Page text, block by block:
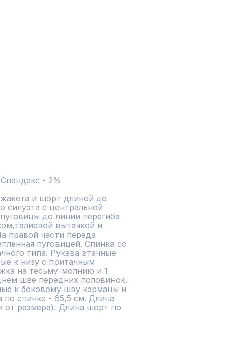
и шорт длиной до
силуэта с центральной
до линии перегиба
вытачкой и
правой части переда
пуговицей. Спинка со
типа. Рукава втачные
к низу с притачным
на тесьму-молнию и 1
шве передних половинок.
к боковому шву карманы и
спинке - 65,5 см. Длина
от размера). Длина шорт по